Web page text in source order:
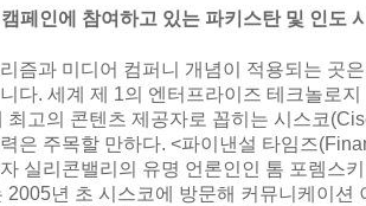
페인에 참여하고 있는 파키스탄 및 인도
즘과 미디어 컴퍼니 개념이 적용되는 곳
다. 세계 제 1의 엔터프라이즈 테크놀로
최고의 콘텐츠 제공자로 꼽히는 시스코
은 주목할 만하다. <파이낸설 타임즈
실리콘밸리의 유명 언론인인 톰 포렘스
2005년 초 시스코에 방문해 커뮤니케이션